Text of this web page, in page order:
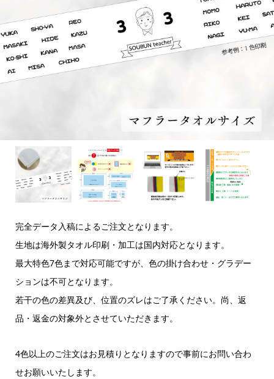
完全データ入稿によるご注文となります。
生地は海外製タオル印刷・加工は国内対応となります。
最大特色7色まで対応可能ですが、色の掛け合わせ・グラデー
ションは不可となります。
若干の色の差異及び、位置のズレはご了承ください。尚、返
品・返金の対象外とさせていただきます。
4色以上のご注文はお見積りとなりますので事前にお問い合わ
せお願いいたします。